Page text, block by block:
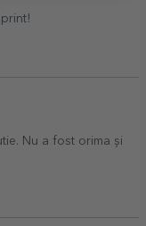
Nu a fost orima și